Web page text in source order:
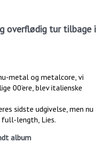
overflødig tur tilbage i
metal og metalcore, vi
00’ere, blev italienske
sidste udgivelse, men nu
full-length, Lies.
album